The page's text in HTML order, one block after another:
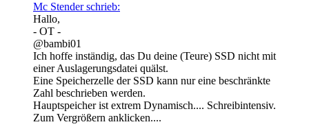
Mc Stender schrieb:
Hallo,
- OT -
@bambi01
Ich hoffe inständig, das Du deine (Teure) SSD nicht mit
einer Auslagerungsdatei quälst.
Eine Speicherzelle der SSD kann nur eine beschränkte
Zahl beschrieben werden.
Hauptspeicher ist extrem Dynamisch.... Schreibintensiv.
Zum Vergrößern anklicken....